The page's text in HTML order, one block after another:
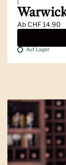
AbCHF 14.90
Auf Lager